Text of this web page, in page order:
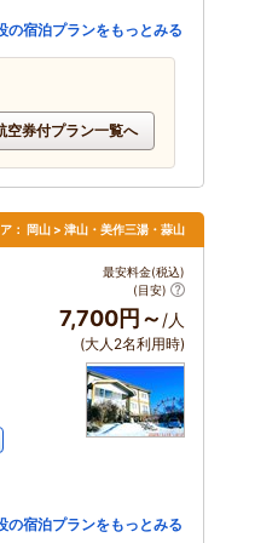
の宿泊プランをもっとみる
空券付プラン一覧へ
： 岡山 > 津山・美作三湯・蒜山
最安料金(税込)
(目安)
7,700円～ /人
(大人2名利用時)
の宿泊プランをもっとみる